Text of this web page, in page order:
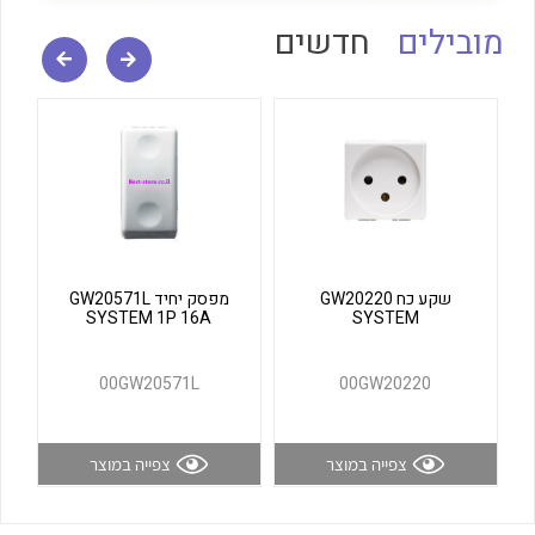
לכל מוצרי היצרן לכל מוצרי היצרן
מובילים חדשים
שקע כח GW20220
SYSTEM
00GW20220
צפייה במוצר
מפסק יחיד GW20571L
SYSTEM 1P 16A
00GW20571L
צפייה במוצר